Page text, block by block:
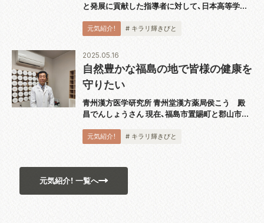
と発展に貢献した指導者に対して、日本高等学校
成功労賞」。2025 年度の同賞に、福島県からは、
元気紹介！ # キラリ輝きびと
自然豊かな福島の地で皆様の健康を
守りたい
青州漢方医学研究所 青州堂漢方薬局侯こう 殿
昌でんしょうさん 現在、福島市置賜町と郡山市駅
薬局を営む侯殿昌さんは、中国山東省青州のご出
元気紹介！ # キラリ輝きびと
2025.05.16
元気紹介！ 一覧へ